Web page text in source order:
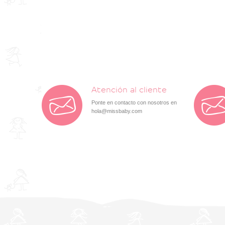
Atención al cliente
Ponte en contacto con nosotros en
hola@missbaby.com